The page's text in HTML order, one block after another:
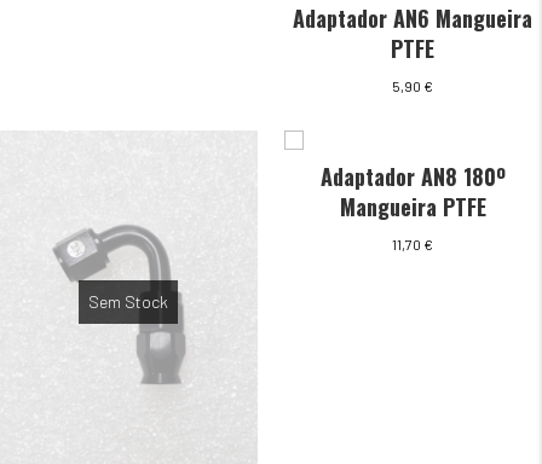
Adaptador AN6 Mangueira
PTFE
5,90 €
Sem Stock
Adaptador AN8 180º
Mangueira PTFE
11,70 €